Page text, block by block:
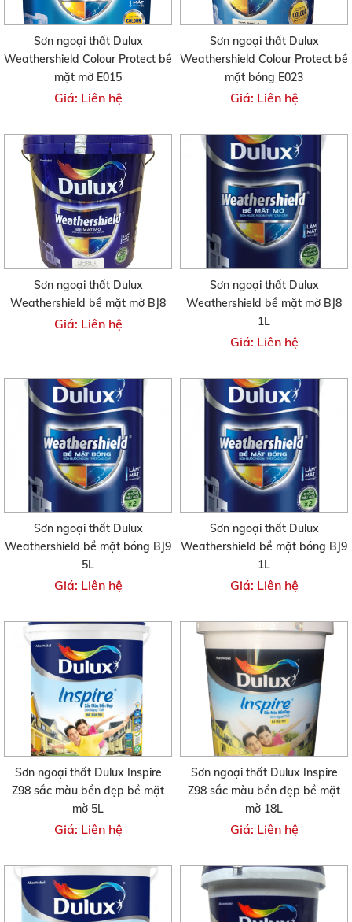
Sơn ngoại thất Dulux
Weathershield Colour Protect bề
mặt mờ E015
Giá: Liên hệ
Sơn ngoại thất Dulux
Weathershield Colour Protect bề
mặt bóng E023
Giá: Liên hệ
Sơn ngoại thất Dulux
Weathershield bề mặt mờ BJ8
Giá: Liên hệ
Sơn ngoại thất Dulux
Weathershield bề mặt mờ BJ8
1L
Giá: Liên hệ
Sơn ngoại thất Dulux
Weathershield bề mặt bóng BJ9
5L
Giá: Liên hệ
Sơn ngoại thất Dulux
Weathershield bề mặt bóng BJ9
1L
Giá: Liên hệ
Sơn ngoại thất Dulux Inspire
Z98 sắc màu bền đẹp bề mặt
mờ 5L
Giá: Liên hệ
Sơn ngoại thất Dulux Inspire
Z98 sắc màu bền đẹp bề mặt
mờ 18L
Giá: Liên hệ